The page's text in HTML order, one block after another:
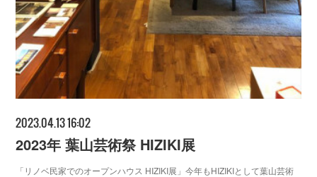
2023.04.13 16:02
2023年 葉山芸術祭 HIZIKI展
「リノベ民家でのオープンハウス HIZIKI展」今年もHIZIKIとして葉山芸術